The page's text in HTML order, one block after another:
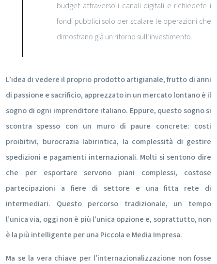
budget attraverso i canali digitali e richiedete i
fondi pubblici solo per scalare le operazioni che
dimostrano già un ritorno sull’investimento.
L’idea di vedere il proprio prodotto artigianale, frutto di anni
di passione e sacrificio, apprezzato in un mercato lontano è il
sogno di ogni imprenditore italiano. Eppure, questo sogno si
scontra spesso con un muro di paure concrete: costi
proibitivi, burocrazia labirintica, la complessità di gestire
spedizioni e pagamenti internazionali. Molti si sentono dire
che per esportare servono piani complessi, costose
partecipazioni a fiere di settore e una fitta rete di
intermediari. Questo percorso tradizionale, un tempo
l’unica via, oggi non è più l’unica opzione e, soprattutto, non
è la più intelligente per una Piccola e Media Impresa.
Ma se la vera chiave per l’internazionalizzazione non fosse